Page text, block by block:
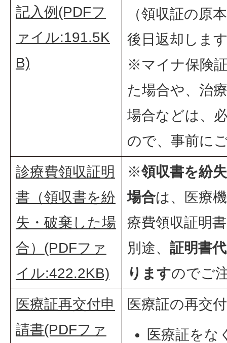
記入例(PDFフ
ァイル:191.5K
B)
き
（領収証の原
後日返却しま
※マイナ保険
た場合や、治
場合などは、
ので、事前に
診療費領収証明
書（領収書を紛
失・破棄した場
合）(PDFファ
イル:422.2KB)
※領収書を紛
場合は、医療
療費領収証明
別途、 証明書
りますのでご
医療証再交付申
請書(PDFファ
医療証の再交
医療証をな